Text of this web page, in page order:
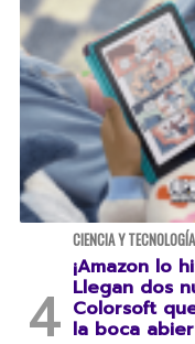
CIENCIA Y TECNOLOGÍA
¡Amazon lo
Llegan dos
Colorsoft
la boca